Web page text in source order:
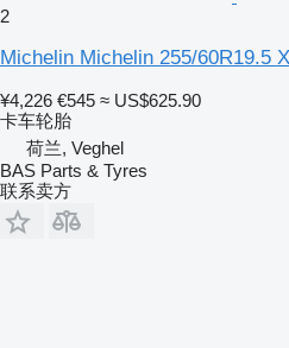
2
Michelin Michelin 255/60R19.5
¥4,226 €545 ≈ US$625.90
卡车轮胎
荷兰, Veghel
BAS Parts & Tyres
联系卖方